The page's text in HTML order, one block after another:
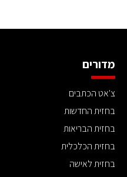
מדורים
צ'אט הכתבים
בחזית החדשות
בחזית הבריאות
בחזית הכלכלית
בחזית לאישה